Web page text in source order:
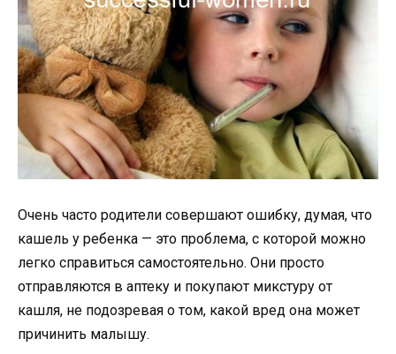
Очень часто родители совершают ошибку, думая, что
кашель у ребенка — это проблема, с которой можно
легко справиться самостоятельно. Они просто
отправляются в аптеку и покупают микстуру от
кашля, не подозревая о том, какой вред она может
причинить малышу.